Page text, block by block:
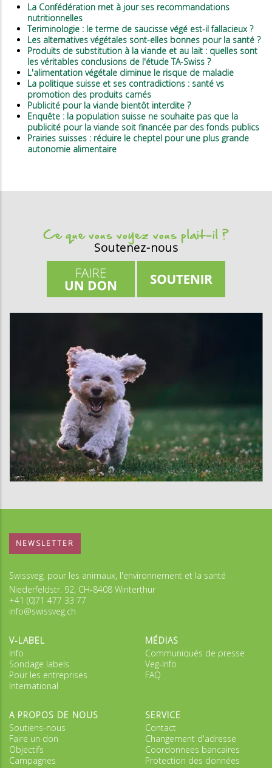
La Confédération met à jour ses recommandations
nutritionnelles
Teriminologie : le terme de saucisse végé est-il fallacieux ?
Les alternatives végétales sont-elles bonnes pour la santé ?
Produits de substitution à la viande et au lait : quelles sont
les véritables conclusions de l'étude TA-Swiss ?
L'alimentation végétale diminue le risque de maladie
La politique suisse et ses contradictions : santé vs
promotion des produits carnés
Publicité pour la viande bientôt interdite ?
Enquête : la population suisse ne souhaite pas que la
publicité pour la viande soit financée par des fonds publics
Prairies suisses : réduire le cheptel pour une plus grande
autonomie alimentaire
Ce que vous voyez vous plait-il ?
Soutenez-nous
NEWSLETTER
Swissveg, pour les animaux, l'environnement et la santé
Niederfeldstr. 92, CH-8408 Winterthur
+41 (0)71 477 33 77
info@swissveg.ch
V-LABEL
Info
Sondage labels
Pour les entreprises
International
MÉDIAS
Communiqués de presse
Veg-Info
FAQ
A PROPOS DE NOUS
Soutiens-nous
Faire un don
Objectifs
Campagnes
SERVICE
Contact
Changement d'adresse
Coordonnees bancaires
Protection des données